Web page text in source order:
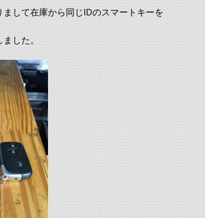
まして在庫から同じIDのスマートキーを
した。